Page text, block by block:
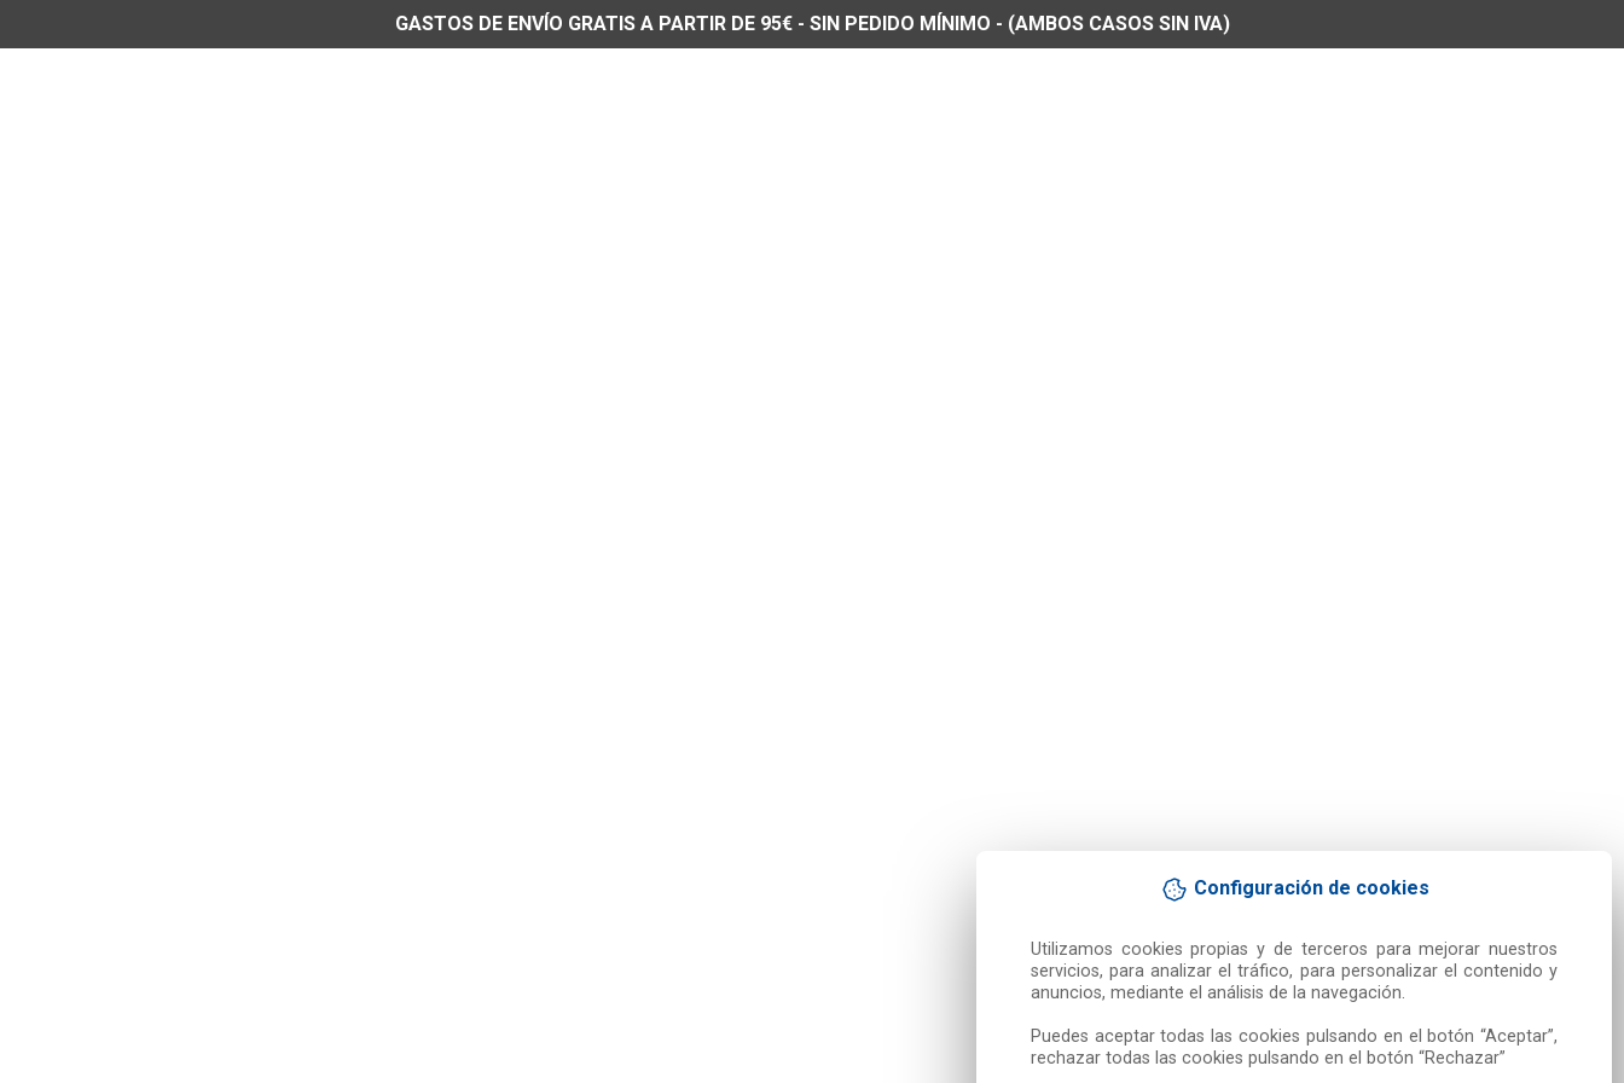
Configuración de cookies
Utilizamos cookies propias y de terceros para mejorar nuestros
servicios, para analizar el tráfico, para personalizar el contenido y
anuncios, mediante el análisis de la navegación.
Puedes aceptar todas las cookies pulsando en el botón “Aceptar”,
rechazar todas las cookies pulsando en el botón “Rechazar”
GASTOS DE ENVÍO GRATIS A PARTIR DE 95€ - SIN PEDIDO MÍNIMO - (AMBOS CASOS SIN IVA)